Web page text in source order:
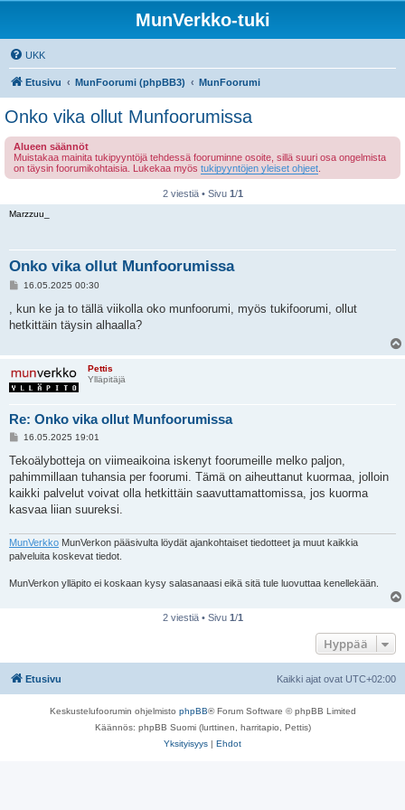
MunVerkko-tuki
UKK
Etusivu MunFoorumi (phpBB3) MunFoorumi
Onko vika ollut Munfoorumissa
Alueen säännöt
Muistakaa mainita tukipyyntöjä tehdessä fooruminne osoite, sillä suuri osa ongelmista
on täysin foorumikohtaisia. Lukekaa myös tukipyyntöjen yleiset ohjeet
2 viestiä • Sivu 1/1
Marzzuu_
Onko vika ollut Munfoorumissa
V
e
t
16.05.2025 00:30
, kun ke ja to tällä viikolla oko munfoorumi, myös tukifoorumi, ollut
hetkittäin täysin alhaalla?
Pettis
Ylläpitäjä
Re: Onko vika ollut Munfoorumissa
V
e
t
i
16.05.2025 19:01
Tekoälybotteja on viimeaikoina iskenyt foorumeille melko paljon,
pahimmillaan tuhansia per foorumi. Tämä on aiheuttanut kuormaa, jolloin
kaikki palvelut voivat olla hetkittäin saavuttamattomissa, jos kuorma
kasvaa liian suureksi.
MunVerkko MunVerkon pääsivulta löydät ajankohtaiset tiedotteet ja muut kaikkia
palveluita koskevat tiedot.
MunVerkon ylläpito ei koskaan kysy salasanaasi eikä sitä tule luovuttaa kenellekään.
2 viestiä • Sivu 1 /1
Hyppää
Etusivu Kaikki ajat ovat UTC+02:00
Keskustelufoorumin ohjelmisto phpBB® Forum Software © phpBB Limited
Käännös: phpBB Suomi (lurttinen, harritapio, Pettis)
Yksityisyys | Ehdot